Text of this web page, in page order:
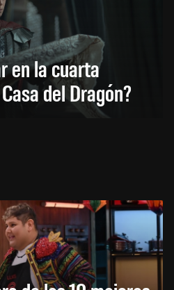
en la cuarta
del Dragón?